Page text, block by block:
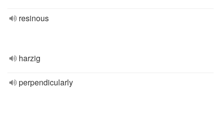
resinous
harzig
perpendicularly